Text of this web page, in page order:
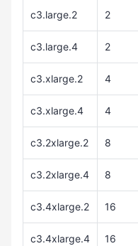
c3.large.2 2
c3.large.4 2
c3.xlarge.2 4
c3.xlarge.4 4
c3.2xlarge.2 8
c3.2xlarge.4 8
c3.4xlarge.2 16
c3.4xlarge.4 16